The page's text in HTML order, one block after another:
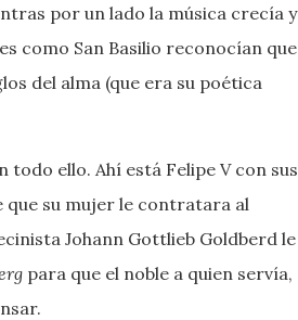
por un lado la música crecía y
como San Basilio reconocían que
del alma (que era su poética
ello. Ahí está Felipe V con sus
que su mujer le contratara al
Johann Gottlieb Goldberd le
para que el noble a quien servía,